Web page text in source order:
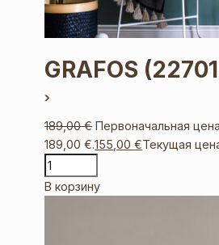
GRAFOS
189,00€ Первоначальная
189,00 €.155,00€Текущая
В корзину